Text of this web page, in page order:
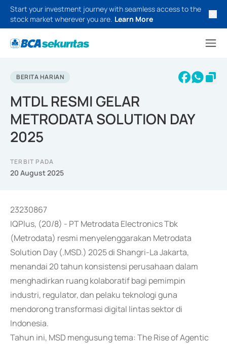
Start your investment journey with seamless access to the
stock market wherever you are. Learn More
BERITA HARIAN
MTDL RESMI GELAR
METRODATA SOLUTION DAY
2025
TERBIT PADA
20 August 2025
23230867
IQPlus, (20/8) - PT Metrodata Electronics Tbk
(Metrodata) resmi menyelenggarakan Metrodata
Solution Day (.MSD.) 2025 di Shangri-La Jakarta,
menandai 20 tahun konsistensi perusahaan dalam
menghadirkan ruang kolaboratif bagi pemimpin
industri, regulator, dan pelaku teknologi guna
mendorong transformasi digital lintas sektor di
Indonesia.
Tahun ini, MSD mengusung tema: The Rise of Agentic